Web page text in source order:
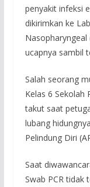
penyakit infeksi
dikirimkan ke
Nasopharyngeal
ucapnya sambil
Salah seorang
Kelas 6 Sekolah
takut saat
lubang
Pelindung Diri
Saat
Swab PCR tidak